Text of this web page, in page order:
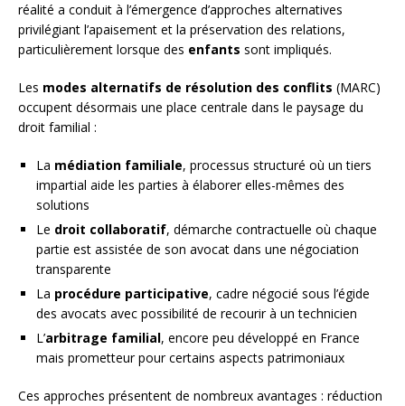
réalité a conduit à l’émergence d’approches alternatives
privilégiant l’apaisement et la préservation des relations,
particulièrement lorsque des enfants sont impliqués.
Les modes alternatifs de résolution des conflits (MARC)
occupent désormais une place centrale dans le paysage du
droit familial :
La médiation familiale, processus structuré où un tiers
impartial aide les parties à élaborer elles-mêmes des
solutions
Le droit collaboratif, démarche contractuelle où chaque
partie est assistée de son avocat dans une négociation
transparente
La procédure participative, cadre négocié sous l’égide
des avocats avec possibilité de recourir à un technicien
L’arbitrage familial, encore peu développé en France
mais prometteur pour certains aspects patrimoniaux
Ces approches présentent de nombreux avantages : réduction